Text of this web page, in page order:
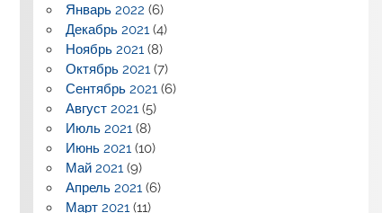
Январь 2022 (6)
Декабрь 2021 (4)
Ноябрь 2021 (8)
Октябрь 2021 (7)
Сентябрь 2021 (6)
Август 2021 (5)
Июль 2021 (8)
Июнь 2021 (10)
Май 2021 (9)
Апрель 2021 (6)
Март 2021 (11)